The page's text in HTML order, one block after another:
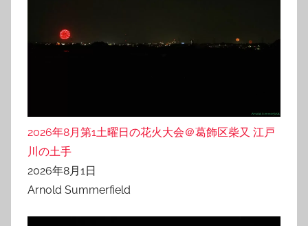
2026年8月第1土曜日の花火大会＠葛飾区柴又 江戸
川の土手
2026年8月1日
Arnold Summerfield